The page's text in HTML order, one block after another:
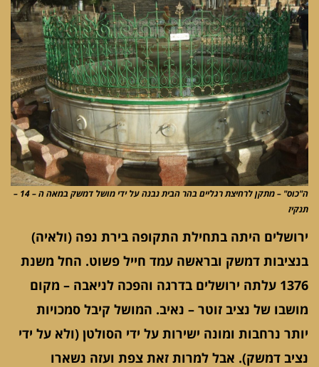
ה"כוס" – מתקן לרחיצת רגליים בהר הבית נבנה על ידי מושל דמשק במאה ה – 14 –
תנקיז
ירושלים היתה בתחילת התקופה בירת נפה (ולאיה)
בנציבות דמשק ובראשה עמד חייל פשוט. החל משנת
1376 עלתה ירושלים בדרגה והפכה לניאבה – מקום
מושבו של נציב זוטר – נאיב. המושל קיבל סמכויות
יותר נרחבות ומונה ישירות על ידי הסולטן (ולא על ידי
נציב דמשק). אבל למרות זאת צפת ועזה נשארו